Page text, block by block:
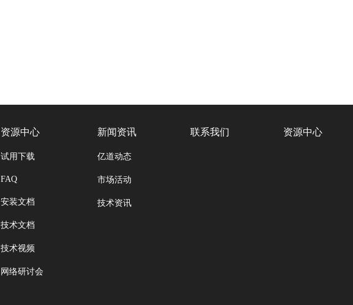
资源中心
试用下载
FAQ
安装文档
技术文档
技术视频
网络研讨会
新闻资讯
亿道动态
市场活动
技术资讯
联系我们 资源中心